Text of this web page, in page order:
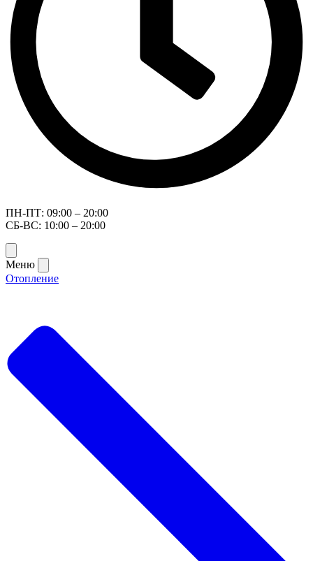
ПН-ПТ: 09:00 – 20:00
СБ-ВС: 10:00 – 20:00
Меню
Отопление